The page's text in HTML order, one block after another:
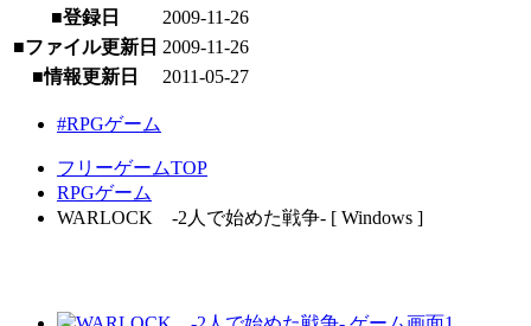
■登録日
2009-11-26
■ファイル更新日 2009-11-26
■情報更新日
2011-05-27
#RPGゲーム
フリーゲームTOP
RPGゲーム
WARLOCK ‐2人で始めた戦争‐ [ Windows ]